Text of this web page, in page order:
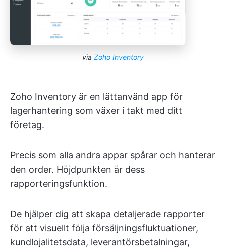
via Zoho Inventory
Zoho Inventory är en lättanvänd app för
lagerhantering som växer i takt med ditt
företag.
Precis som alla andra appar spårar och hanterar
den order. Höjdpunkten är dess
rapporteringsfunktion.
De hjälper dig att skapa detaljerade rapporter
för att visuellt följa försäljningsfluktuationer,
kundlojalitetsdata, leverantörsbetalningar,